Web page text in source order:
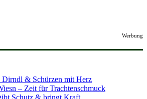
Werbung
Dirndl & Schürzen mit Herz
– Zeit für Trachtenschmuck